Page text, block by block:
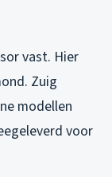
vast. Hier
Zuig
modellen
voor